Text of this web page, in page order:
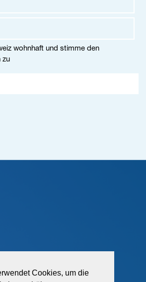
Cookies, um die
wohnhaft und stimme den
zu